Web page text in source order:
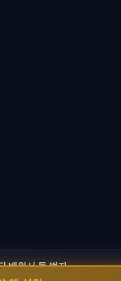
배워서 돈 벌자
로 자동화 수익 시스템 구축 · 무료